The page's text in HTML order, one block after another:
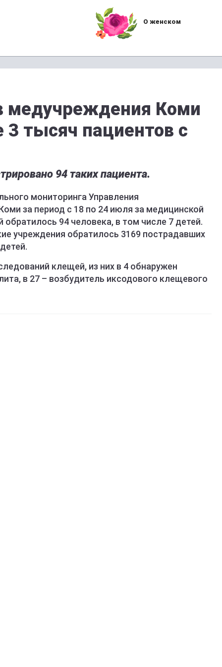
О женском
медучреждения Коми
3 тысяч пациентов с
94 таких пациента.
мониторинга Управления
за период с 18 по 24 июля за медицинской
94 человека, в том числе 7 детей.
учреждения обратилось 3169 пострадавших
клещей, из них в 4 обнаружен
в 27 – возбудитель иксодового клещевого